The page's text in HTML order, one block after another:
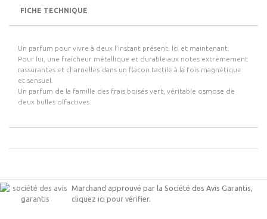
FICHE TECHNIQUE
Un parfum pour vivre à deux l'instant présent. Ici et maintenant.
Pour lui, une fraîcheur métallique et durable aux notes extrêmement
rassurantes et charnelles dans un flacon tactile à la fois magnétique
et sensuel.
Un parfum de la famille des frais boisés vert, véritable osmose de
deux bulles olfactives.
Marchand approuvé par la Société des Avis Garantis,
cliquez ici pour vérifier.